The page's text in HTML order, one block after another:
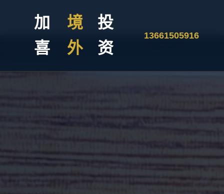
加
喜
境
外
投
资
13661505916